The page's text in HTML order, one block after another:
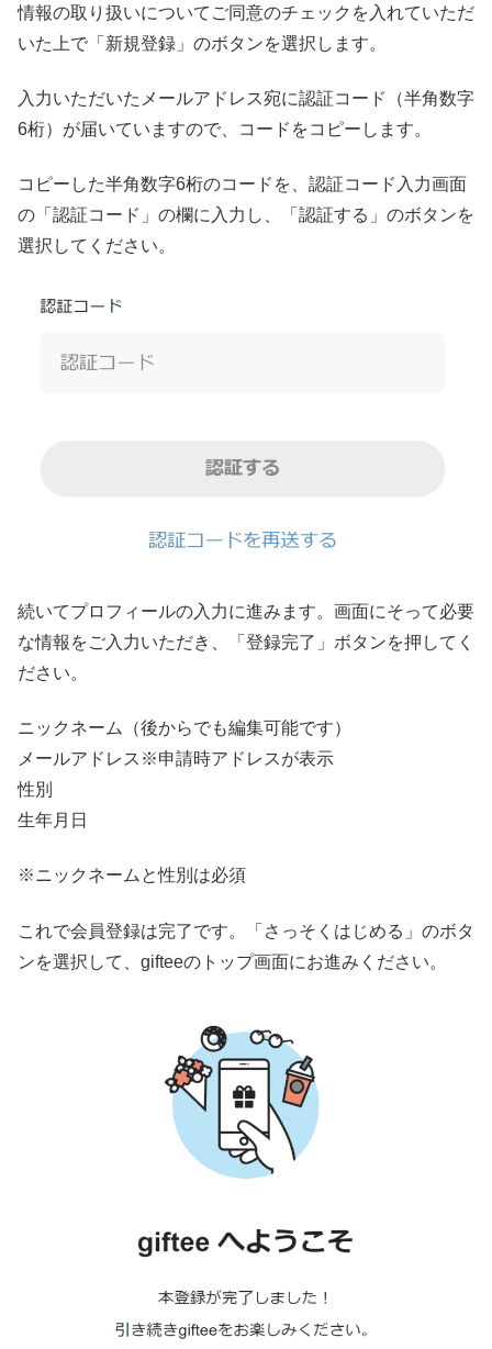
情報の取り扱いについてご同意のチェックを入れていただ
いた上で「新規登録」のボタンを選択します。
入力いただいたメールアドレス宛に認証コード（半角数字
6桁）が届いていますので、コードをコピーします。
コピーした半角数字6桁のコードを、認証コード入力画面
の「認証コード」の欄に入力し、「認証する」のボタンを
選択してください。
続いてプロフィールの入力に進みます。画面にそって必要
な情報をご入力いただき、「登録完了」ボタンを押してく
ださい。
ニックネーム（後からでも編集可能です）
メールアドレス※申請時アドレスが表示
性別
生年月日
※ニックネームと性別は必須
これで会員登録は完了です。「さっそくはじめる」のボタ
ンを選択して、gifteeのトップ画面にお進みください。